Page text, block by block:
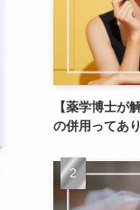
【薬学博士が
の併用ってあ